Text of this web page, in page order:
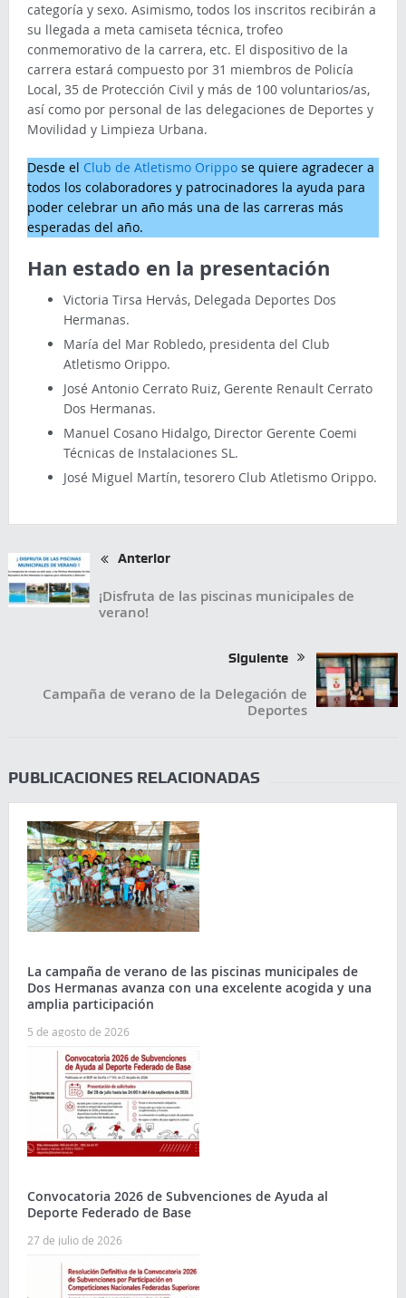
categoría y sexo. Asimismo, todos los inscritos recibirán a
su llegada a meta camiseta técnica, trofeo
conmemorativo de la carrera, etc. El dispositivo de la
carrera estará compuesto por 31 miembros de Policía
Local, 35 de Protección Civil y más de 100 voluntarios/as,
así como por personal de las delegaciones de Deportes y
Movilidad y Limpieza Urbana.
Desde el Club de Atletismo Orippose quiere agradecer a
todos los colaboradores y patrocinadores la ayuda para
poder celebrar un año más una de las carreras más
esperadas del año.
Han estado en la presentación
Victoria Tirsa Hervás, Delegada Deportes Dos
Hermanas.
María del Mar Robledo, presidenta del Club
Atletismo Orippo.
José Antonio Cerrato Ruiz, Gerente Renault Cerrato
Dos Hermanas.
Manuel Cosano Hidalgo, Director Gerente Coemi
Técnicas de Instalaciones SL.
José Miguel Martín, tesorero Club Atletismo Orippo.
Anterior
¡Disfruta de las piscinas municipales de
verano!
Siguiente
Campaña de verano de la Delegación de
Deportes
PUBLICACIONES RELACIONADAS
La campaña de verano de las piscinas municipales de
Dos Hermanas avanza con una excelente acogida y una
amplia participación
5 de agosto de 2026
Convocatoria 2026 de Subvenciones de Ayuda al
Deporte Federado de Base
27 de julio de 2026